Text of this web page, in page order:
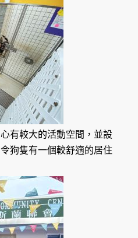
有較大的活動空間，並設
狗隻有一個較舒適的居住